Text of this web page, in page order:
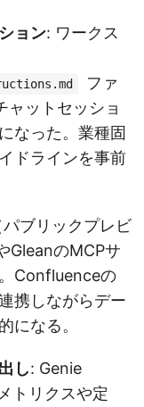
ョン: ワークス
ファ
ャットセッショ
なった。業種固
ドラインを事前
ブリックプレビ
GleanのMCPサ
Confluenceの
携しながらデー
になる。
し: Genie
トリクスや定